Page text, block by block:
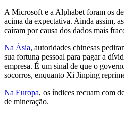
A Microsoft e a Alphabet foram os
acima da expectativa. Ainda assim,
caíram por causa dos dados mais
Na Ásia, autoridades chinesas
sua fortuna pessoal para pagar a
empresa. É um sinal de que o
socorros, enquanto Xi Jinping
Na Europa, os índices recuam com
de mineração.